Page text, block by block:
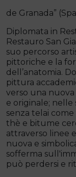
de Granada”
Diplomata in
Restauro San
suo percorso
pittoriche e la
dell’anatomia.
pittura
verso una
e originale; nelle
senza telai
thè e bitume
attraverso linee
nuova e
sofferma
può perdersi e